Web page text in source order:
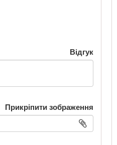
Відгук
Прикріпити зображення